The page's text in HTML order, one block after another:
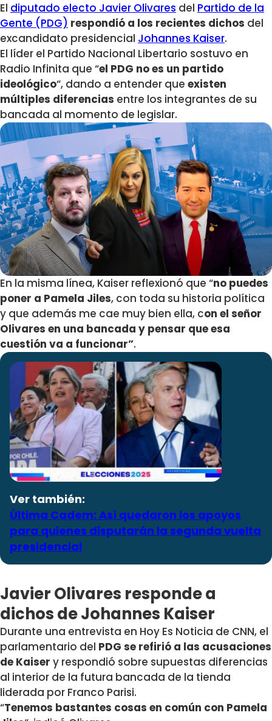
El diputado electo Javier Olivares del Partido de la
Gente (PDG) respondió a los recientes dichos del
excandidato presidencial Johannes Kaiser.
El líder el Partido Nacional Libertario sostuvo en
Radio Infinita que “el PDG no es un partido
ideológico“, dando a entender que existen
múltiples diferencias entre los integrantes de su
bancada al momento de legislar.
En la misma línea, Kaiser reflexionó que “no puedes
poner a Pamela Jiles, con toda su historia política
y que además me cae muy bien ella, con el señor
Olivares en una bancada y pensar que esa
cuestión va a funcionar”.
Ver también:
Última Cadem: Así quedaron los apoyos
para quienes disputarán la segunda vuelta
presidencial
Javier Olivares responde a
dichos de Johannes Kaiser
Durante una entrevista en Hoy Es Noticia de CNN, el
parlamentario del PDG se refirió a las acusaciones
de Kaiser y respondió sobre supuestas diferencias
al interior de la futura bancada de la tienda
liderada por Franco Parisi.
“Tenemos bastantes cosas en común con Pamela